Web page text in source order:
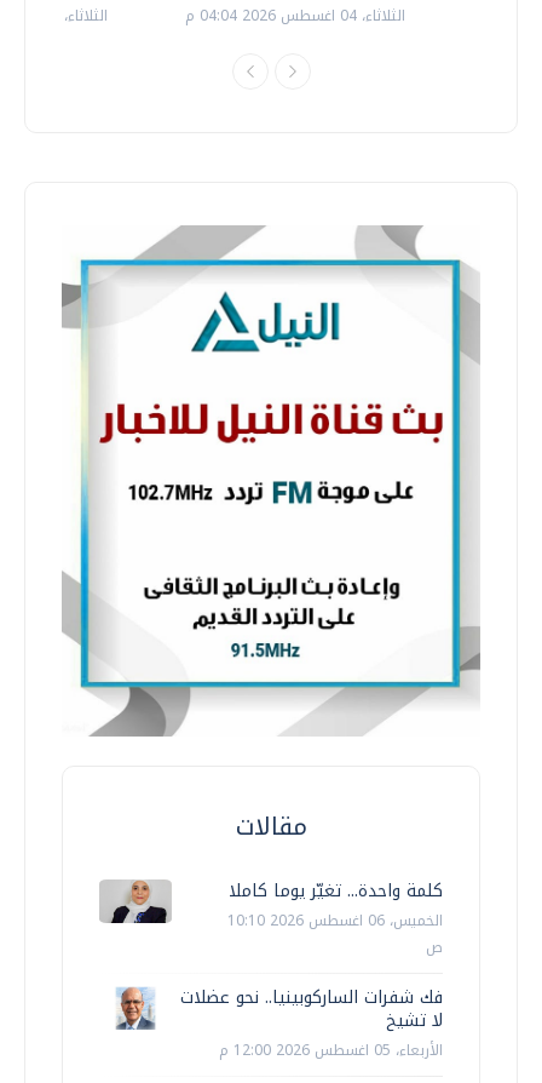
الثلاثاء، 14 يوليو 2026 06:11 م الثلاثاء، 04 اغسطس 2026 04:04 م
مقالات
كلمة واحدة... تغيّر يوما كاملا
الخميس، 06 اغسطس 2026 10:10
ص
فك شفرات الساركوبينيا.. نحو عضلات
لا تشيخ
الأربعاء، 05 اغسطس 2026 12:00 م